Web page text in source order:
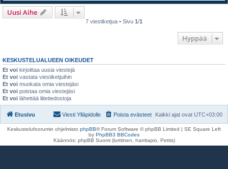
Uusi Aihe
7 viestiketjua • Sivu 1/1
Hyppää
KESKUSTELUALUEEN OIKEUDET
Et voi kirjoittaa uusia viestejä
Et voi vastata viestiketjuihin
Et voi muokata omia viestejäsi
Et voi poistaa omia viestejäsi
Et voi lähettää liitetiedostoja
Etusivu Kaikki ajat ovat UTC+03:00
Poista evästeet
Viesti Ylläpidolle
Keskustelufoorumin ohjelmisto phpBB® Forum Software © phpBB Limited | SE Square Left
by PhpBB3 BBCodes
Käännös: phpBB Suomi (lurttinen, harritapio, Pettis)